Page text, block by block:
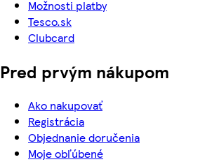
Možnosti platby
Tesco.sk
Clubcard
Pred prvým nákupom
Ako nakupovať
Registrácia
Objednanie doručenia
Moje obľúbené